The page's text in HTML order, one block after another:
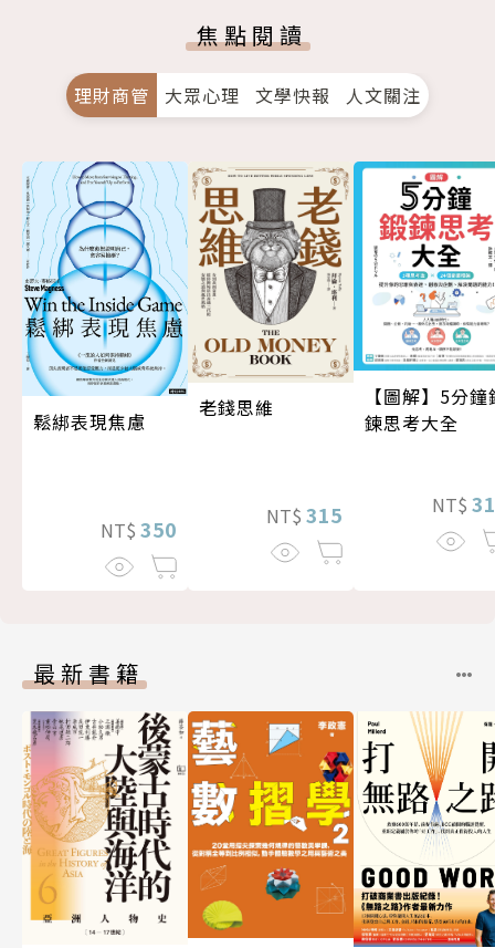
焦點閱讀
理財商管 大眾心理 文學快報 人文關注
鬆綁表現焦慮
NT$ 350
老錢思維
NT$ 315
【圖解】5分鐘
鍊思考大全
NT$
最新書籍